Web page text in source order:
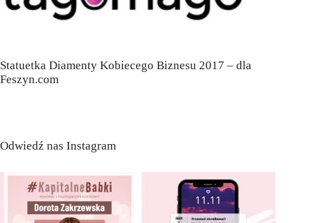
Statuetka Diamenty Kobiecego Biznesu 2017 – dla
Feszyn.com
Odwiedź nas Instagram